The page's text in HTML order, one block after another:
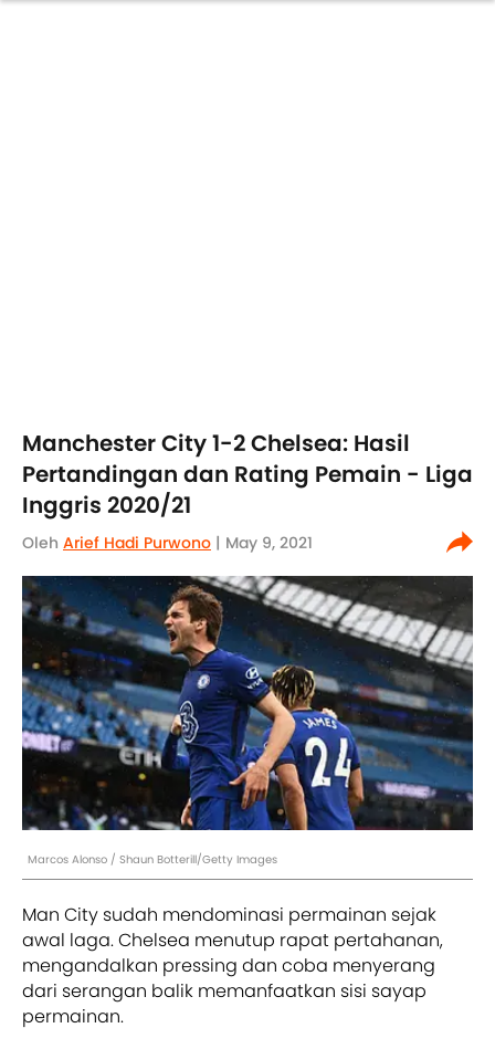
Manchester City 1-2 Chelsea: Hasil
Pertandingan dan Rating Pemain - Liga
Inggris 2020/21
Oleh Arief Hadi Purwono | May 9, 2021
Marcos Alonso / Shaun Botterill/Getty Images
Man City sudah mendominasi permainan sejak
awal laga. Chelsea menutup rapat pertahanan,
mengandalkan pressing dan coba menyerang
dari serangan balik memanfaatkan sisi sayap
permainan.